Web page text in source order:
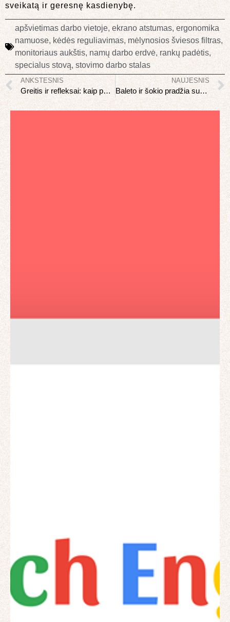
sveikatą ir geresnę kasdienybę.
apšvietimas darbo vietoje, ekrano atstumas, ergonomika
namuose, kėdės reguliavimas, mėlynosios šviesos filtras,
monitoriaus aukštis, namų darbo erdvė, rankų padėtis,
specialus stovą, stovimo darbo stalas
ANKSTESNIS
Greitis ir refleksai: kaip pagerinti sportinę formą 40+
NAUJESNIS
Baleto ir šokio pradžia suaugus: ar vėlu